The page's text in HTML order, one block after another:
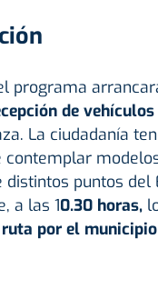
programa
de
La ciudadanía
contemplar
distintos puntos del
a las 10.30 horas,
ruta por el municipio